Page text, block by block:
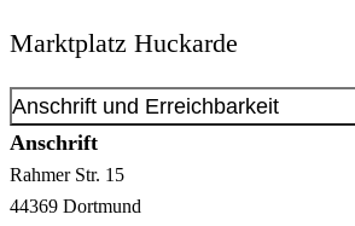
Marktplatz Huckarde
Anschrift und Erreichbarkeit
Anschrift
Rahmer Str. 15
44369 Dortmund